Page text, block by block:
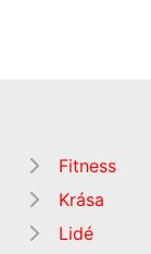
Fitness
Krása
Lidé